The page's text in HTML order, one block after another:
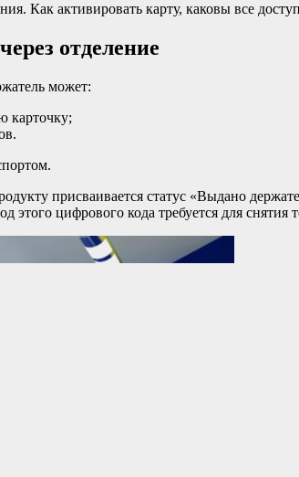
Как активировать карту, каковы все
отделение
может:
карточку;
присваивается статус «Выдано
цифрового кода требуется для снятия